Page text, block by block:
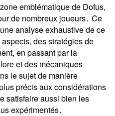
emblématique de Dofus,
de nombreux joueurs․ Ce
analyse exhaustive de ce
des stratégies de
en passant par la
et des mécaniques
le sujet de manière
précis aux considérations
satisfaire aussi bien les
expérimentés․